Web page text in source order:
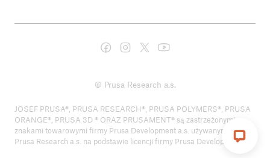
© Prusa Research a.s.
JOSEF PRUSA®, PRUSA RESEARCH®, PRUSA POLYMERS®, PRUSA
ORANGE®, PRUSA 3D ® ORAZ PRUSAMENT® są zastrzeżonymi
znakami towarowymi firmy Prusa Development a.s. używanymi przez
Prusa Research a.s. na podstawie licencji firmy Prusa Development a.s.